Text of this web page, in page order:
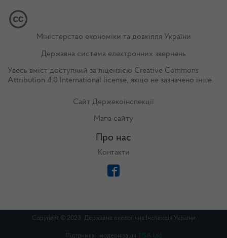
Міністерство економіки та довкілля України
Державна система електронних звернень
Увесь вміст доступний за ліцензією Creative Commons
Attribution 4.0 International license, якщо не зазначено інше.
Сайт Держекоінспекції
Мапа сайту
Про нас
Контакти
Copyright © 2023. Державна екологічна Інспекція України
Підтримка і модернізація TISA Ltd